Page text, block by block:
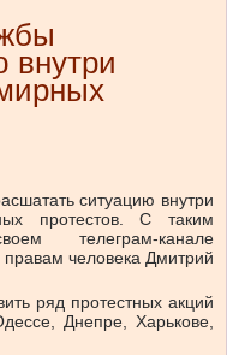
внутри
ситуацию внутри
протестов. С таким
телеграм-канале
человека Дмитрий
ряд протестных акций
Днепре, Харькове,